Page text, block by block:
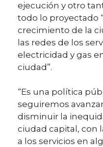
ejecución y otro
todo lo proyectado
crecimiento de la
las redes de los
electricidad y gas
ciudad”.
“Es una política
seguiremos
disminuir la
ciudad capital, con
a los servicios en